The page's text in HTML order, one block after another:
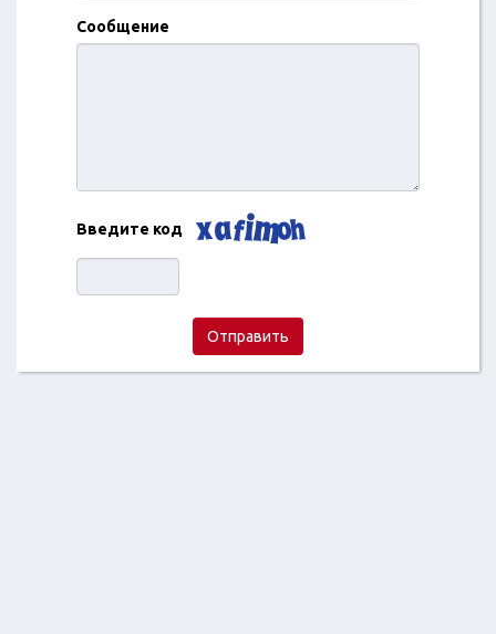
Сообщение
Введите код
Отправить